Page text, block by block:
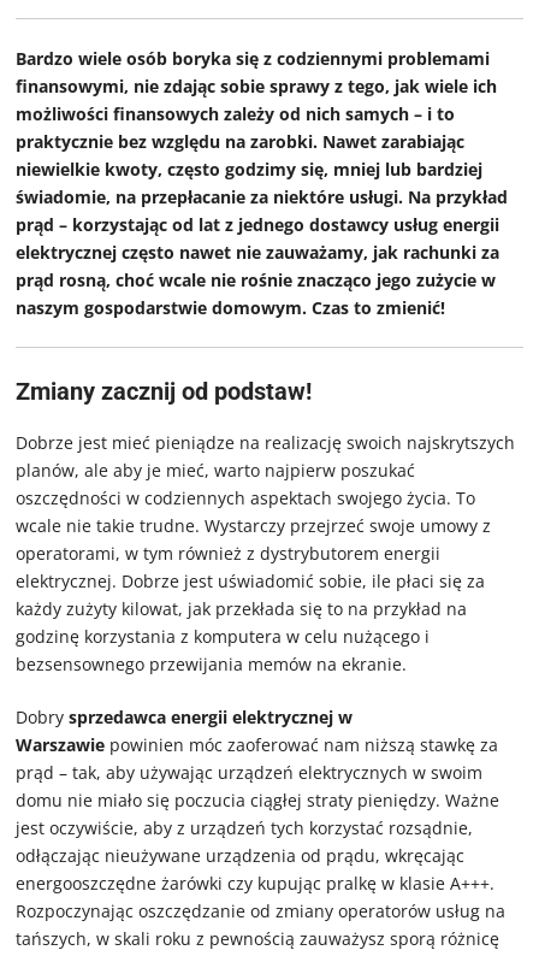
Bardzo wiele osób boryka się z codziennymi problemami
finansowymi, nie zdając sobie sprawy z tego, jak wiele ich
możliwości finansowych zależy od nich samych – i to
praktycznie bez względu na zarobki. Nawet zarabiając
niewielkie kwoty, często godzimy się, mniej lub bardziej
świadomie, na przepłacanie za niektóre usługi. Na przykład
prąd – korzystając od lat z jednego dostawcy usług energii
elektrycznej często nawet nie zauważamy, jak rachunki za
prąd rosną, choć wcale nie rośnie znacząco jego zużycie w
naszym gospodarstwie domowym. Czas to zmienić!
Zmiany zacznij od podstaw!
Dobrze jest mieć pieniądze na realizację swoich najskrytszych
planów, ale aby je mieć, warto najpierw poszukać
oszczędności w codziennych aspektach swojego życia. To
wcale nie takie trudne. Wystarczy przejrzeć swoje umowy z
operatorami, w tym również z dystrybutorem energii
elektrycznej. Dobrze jest uświadomić sobie, ile płaci się za
każdy zużyty kilowat, jak przekłada się to na przykład na
godzinę korzystania z komputera w celu nużącego i
bezsensownego przewijania memów na ekranie.
Dobrysprzedawca energii elektrycznej w
Warszawie powinien móc zaoferować nam niższą stawkę za
prąd – tak, aby używając urządzeń elektrycznych w swoim
domu nie miało się poczucia ciągłej straty pieniędzy. Ważne
jest oczywiście, aby z urządzeń tych korzystać rozsądnie,
odłączając nieużywane urządzenia od prądu, wkręcając
energooszczędne żarówki czy kupując pralkę w klasie A+++.
Rozpoczynając oszczędzanie od zmiany operatorów usług na
tańszych, w skali roku z pewnością zauważysz sporą różnicę